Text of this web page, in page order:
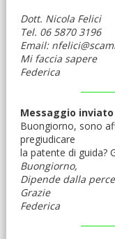
Dott. Nicola Felici
Tel. 06 5870 3196
Email:
Mi faccia sapere
Federica
Messaggio inviato
Buongiorno, sono
pregiudicare
la patente di guida?
Buongiorno,
Dipende dalla
Grazie
Federica